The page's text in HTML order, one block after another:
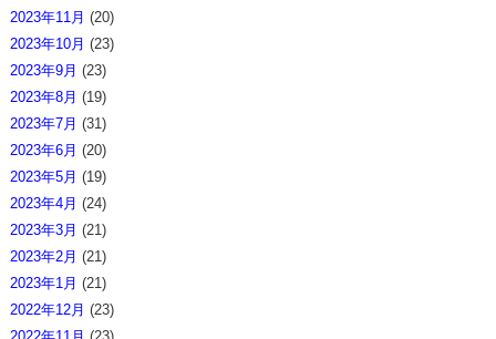
2023年11月 (20)
2023年10月 (23)
2023年9月 (23)
2023年8月 (19)
2023年7月 (31)
2023年6月 (20)
2023年5月 (19)
2023年4月 (24)
2023年3月 (21)
2023年2月 (21)
2023年1月 (21)
2022年12月 (23)